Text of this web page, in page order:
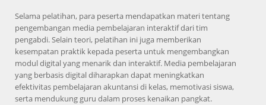
Selama pelatihan, para peserta mendapatkan materi tentang
pengembangan media pembelajaran interaktif dari tim
pengabdi. Selain teori, pelatihan ini juga memberikan
kesempatan praktik kepada peserta untuk mengembangkan
modul digital yang menarik dan interaktif. Media pembelajaran
yang berbasis digital diharapkan dapat meningkatkan
efektivitas pembelajaran akuntansi di kelas, memotivasi siswa,
serta mendukung guru dalam proses kenaikan pangkat.